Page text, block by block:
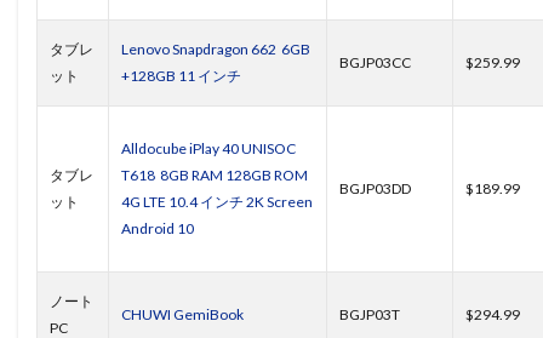
タブレ
ット
Lenovo Snapdragon 662 6GB
+128GB 11 インチ
BGJP03CC $259.99
タブレ
ット
Alldocube iPlay 40 UNISOC
T618 8GB RAM 128GB ROM
4G LTE 10.4 インチ 2K Screen
Android 10
BGJP03DD $189.99
ノート
PC
CHUWI GemiBook BGJP03T $294.99